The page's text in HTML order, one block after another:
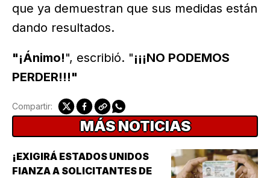
que ya demuestran que sus medidas están
dando resultados.
"¡Ánimo!", escribió. "¡¡¡NO PODEMOS
PERDER!!!"
Compartir:
MÁS NOTICIAS
¡EXIGIRÁ ESTADOS UNIDOS
FIANZA A SOLICITANTES DE